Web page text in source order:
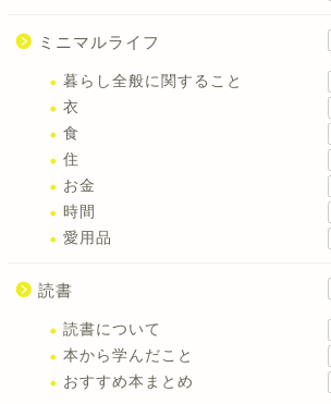
ミニマルライフ
暮らし全般に関すること
衣
食
住
お金
時間
愛用品
読書
読書について
本から学んだこと
おすすめ本まとめ